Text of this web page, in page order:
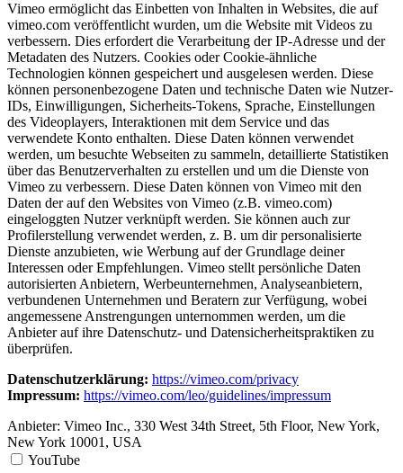
Vimeo ermöglicht das Einbetten von Inhalten in Websites, die auf
vimeo.com veröffentlicht wurden, um die Website mit Videos zu
verbessern. Dies erfordert die Verarbeitung der IP-Adresse und der
Metadaten des Nutzers. Cookies oder Cookie-ähnliche
Technologien können gespeichert und ausgelesen werden. Diese
können personenbezogene Daten und technische Daten wie Nutzer-
IDs, Einwilligungen, Sicherheits-Tokens, Sprache, Einstellungen
des Videoplayers, Interaktionen mit dem Service und das
verwendete Konto enthalten. Diese Daten können verwendet
werden, um besuchte Webseiten zu sammeln, detaillierte Statistiken
über das Benutzerverhalten zu erstellen und um die Dienste von
Vimeo zu verbessern. Diese Daten können von Vimeo mit den
Daten der auf den Websites von Vimeo (z.B. vimeo.com)
eingeloggten Nutzer verknüpft werden. Sie können auch zur
Profilerstellung verwendet werden, z. B. um dir personalisierte
Dienste anzubieten, wie Werbung auf der Grundlage deiner
Interessen oder Empfehlungen. Vimeo stellt persönliche Daten
autorisierten Anbietern, Werbeunternehmen, Analyseanbietern,
verbundenen Unternehmen und Beratern zur Verfügung, wobei
angemessene Anstrengungen unternommen werden, um die
Anbieter auf ihre Datenschutz- und Datensicherheitspraktiken zu
überprüfen.
Datenschutzerklärung: https://vimeo.com/privacy
Impressum: https://vimeo.com/leo/guidelines/impressum
Anbieter: Vimeo Inc., 330 West 34th Street, 5th Floor, New York,
New York 10001, USA
YouTube